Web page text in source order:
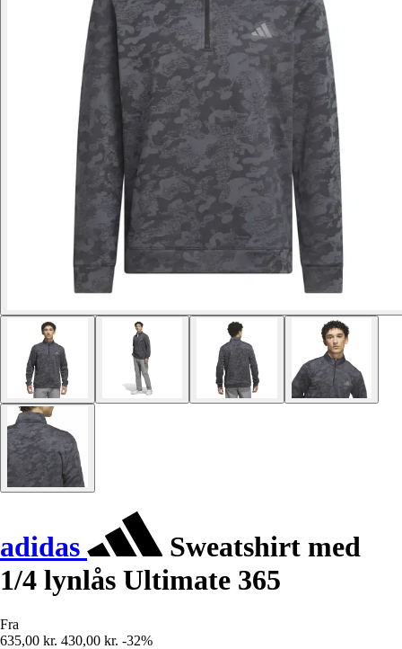
adidas
Sweatshirt med
1/4 lynlås Ultimate 365
Fra
635,00 kr. 430,00 kr. -32%